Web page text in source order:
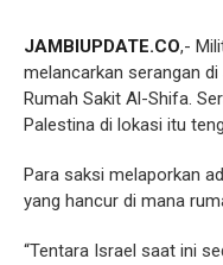
JAMBIUPDATE.CO,-
melancarkan serangan
Rumah Sakit Al-Shifa.
Palestina di lokasi itu
Para saksi melaporkan
yang hancur di mana
“Tentara Israel saat ini